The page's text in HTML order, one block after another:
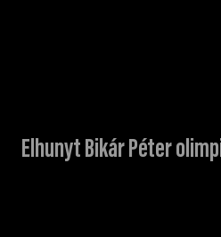
Elhunyt Bikár Péter